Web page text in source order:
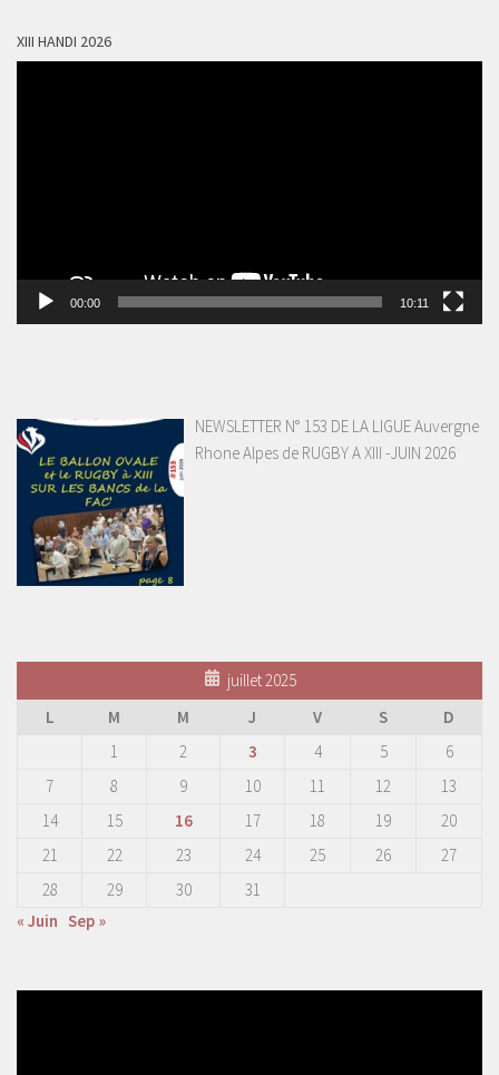
XIII HANDI 2026
00:00 10:11
NEWSLETTER N° 153 DE LA LIGUE Auvergne
Rhone Alpes de RUGBY A XIII -JUIN 2026
juillet 2025
L
M M J V S
D
1
2 3 4 5
6
7
8 9 10 11 12
13
14
15 16 17 18 19
20
21
22 23 24 25 26
27
28
29 30
31
« Juin Sep »